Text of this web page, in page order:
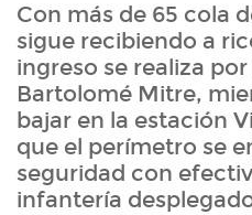
Con más de 65 cola
sigue recibiendo a
ingreso se realiza
Bartolomé Mitre,
bajar en la estación
que el perímetro se
seguridad con
infantería